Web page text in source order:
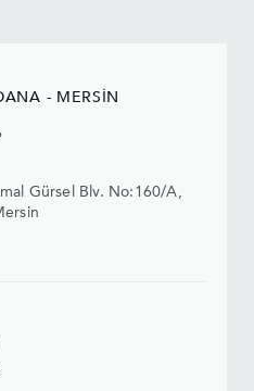
- MERSİN
Gürsel Blv. No:160/A,